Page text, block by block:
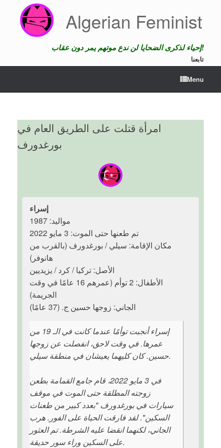
content
Algerian Feminist
إحياء لذكرى الضحايا لن ندع موتهم يمر دون عقاب!
تابعنا
Menu
امرأة قتلت على الطريق العام في
بورغدورف
إسراء
مواليد: 1987
تم طعنها حتى الموت: 3 مايو 2022
مكان الإقامة: سيلي / بورغدورف (بالقرب من
هانوفر)
الأصل: تركيا / كرد / يزيديين
الأطفال: 2 توأم (عمرهم 16 عامًا في وقت
الجريمة)
الجاني: زوجها حسين ج. (37 عامًا)
إسراء أنجبت توأمًا عندما كانت في الـ 19 من
عمرها. في وقت لاحق، انفصلت عن زوجها
حسين. كان كليهما يعيشان في منطقة سيلي.
في 3 مايو 2022، قام جامع القمامة بطعن
زوجته المطلقة حتى الموت في موقف
سيارات في بورغدورف "بعدد كبير من طعنات
السكين". لقد فارقت الحياة على الفور. هرب
الجاني، لكنهما انقضا عليه الشرطة. تم العثور
على السكين وراء سور حديقة.